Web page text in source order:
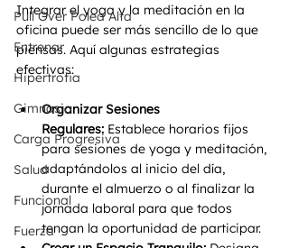
Pull Over Polea Alta
Entrenar
Hipertrofia
Gimnasio
Carga Progresiva
Salud
Funcional
Fuerza
Integrar el yoga y la meditación en la
oficina puede ser más sencillo de lo que
piensas. Aquí algunas estrategias
efectivas:
Organizar Sesiones
Regulares: Establece horarios fijos
para sesiones de yoga y meditación,
adaptándolos al inicio del día,
durante el almuerzo o al finalizar la
jornada laboral para que todos
tengan la oportunidad de participar.